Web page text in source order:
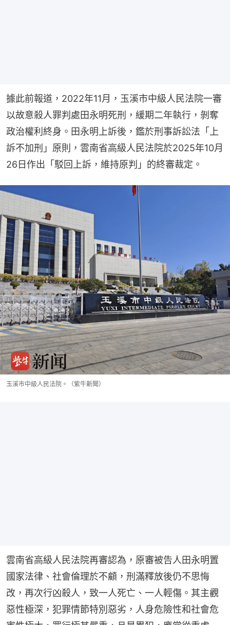
據此前報道，2022年11月，玉溪市中級人民法院一審
以故意殺人罪判處田永明死刑，緩期二年執行，剝奪
政治權利終身。田永明上訴後，鑑於刑事訴訟法「上
訴不加刑」原則，雲南省高級人民法院於2025年10月
26日作出「駁回上訴，維持原判」的終審裁定。
玉溪市中級人民法院。（紫牛新聞）
雲南省高級人民法院再審認為，原審被告人田永明置
國家法律、社會倫理於不顧，刑滿釋放後仍不思悔
改，再次行凶殺人，致一人死亡、一人輕傷。其主觀
惡性極深，犯罪情節特別惡劣，人身危險性和社會危